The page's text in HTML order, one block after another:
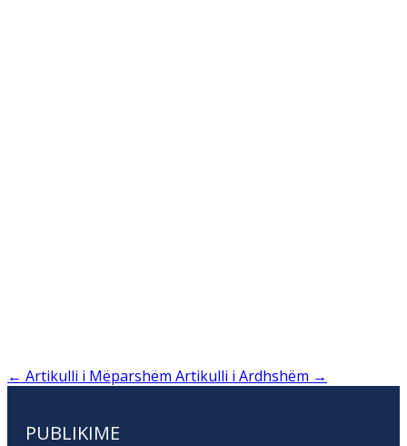
← Artikulli i Mëparshëm Artikulli i Ardhshëm →
PUBLIKIME